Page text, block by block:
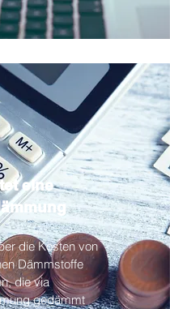
eine
die Kosten von
Dämmstoffe
die via
gedämmt